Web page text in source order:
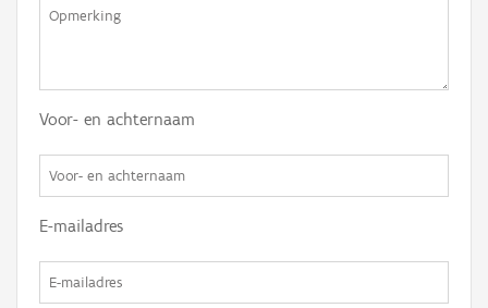
Voor- en achternaam
E-mailadres